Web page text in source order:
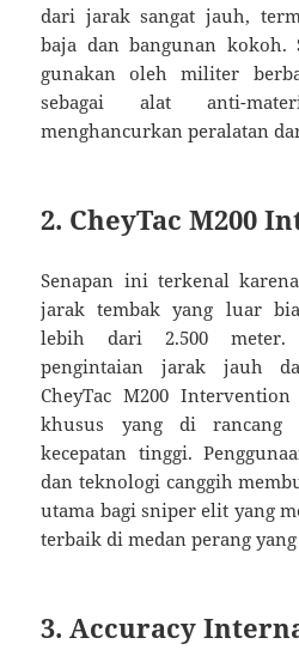
dari jarak sangat jauh,
baja dan bangunan
gunakan oleh militer
sebagai alat anti-
menghancurkan peralatan
2. CheyTac M200
Senapan ini terkenal
jarak tembak yang luar
lebih dari 2.500
pengintaian jarak jauh
CheyTac M200
khusus yang di rancang
kecepatan tinggi.
dan teknologi canggih
utama bagi sniper elit yang
terbaik di medan perang
3. Accuracy